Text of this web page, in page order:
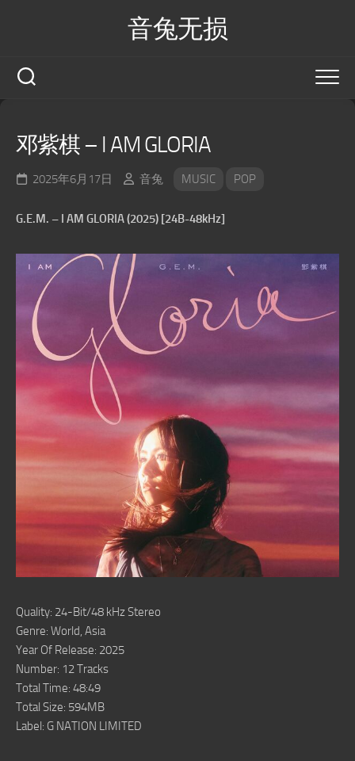
音兔无损
邓紫棋 – I AM GLORIA
2025年6月17日 音兔 MUSIC POP
G.E.M. – I AM GLORIA (2025) [24B-48kHz]
Quality: 24-Bit/48 kHz Stereo
Genre: World, Asia
Year Of Release: 2025
Number: 12 Tracks
Total Time: 48:49
Total Size: 594MB
Label: G NATION LIMITED